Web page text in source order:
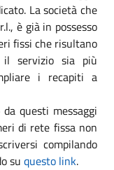
La società che
è già in possesso
fissi che risultano
il servizio sia più
i recapiti a
questi messaggi
di rete fissa non
compilando
su questo link.